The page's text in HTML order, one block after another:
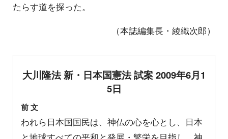
たらす道を探った。
（本誌編集長・綾織次郎）
大川隆法 新・日本国憲法 試案 2009年6月1
5日
前 文
われら日本国国民は、神仏の心を心とし、日本